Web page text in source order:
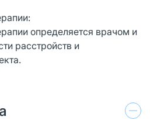
определяется врачом и
расстройств и